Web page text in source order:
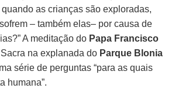
as crianças são exploradas,
– também elas– por causa de
A meditação do Papa Francisco
na explanada do Parque Blonia
série de perguntas “para as quais
humana”.